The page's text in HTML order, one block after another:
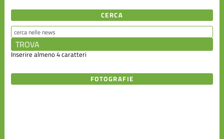
CERCA
Inserire almeno 4 caratteri
FOTOGRAFIE